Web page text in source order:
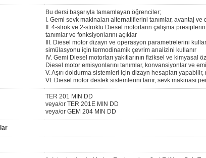
Bu dersi başarıyla tamamlayan öğrenciler;
I. Gemi sevk makinaları alternatiflerini tanımlar, avantaj ve
II. 4-strok ve 2-stroklu Diesel motorların çalışma
tanımlar ve fonksiyonlarını açıklar
III. Diesel motor dizayn ve operasyon parametrelerini
simülasyonu için termodinamik çevrim analizini kullanır
IV. Gemi Diesel motorları yakıtlarının fiziksel ve kimyasal
Diesel motor emisyonlarını tanımlar, konvansiyonlar ve
V. Aşırı doldurma sistemleri için dizayn hesapları
VI. Diesel motor destek sistemlerini tanır, sevk makinası
TER 201 MIN DD
veya/or TER 201E MIN DD
veya/or GEM 204 MIN DD